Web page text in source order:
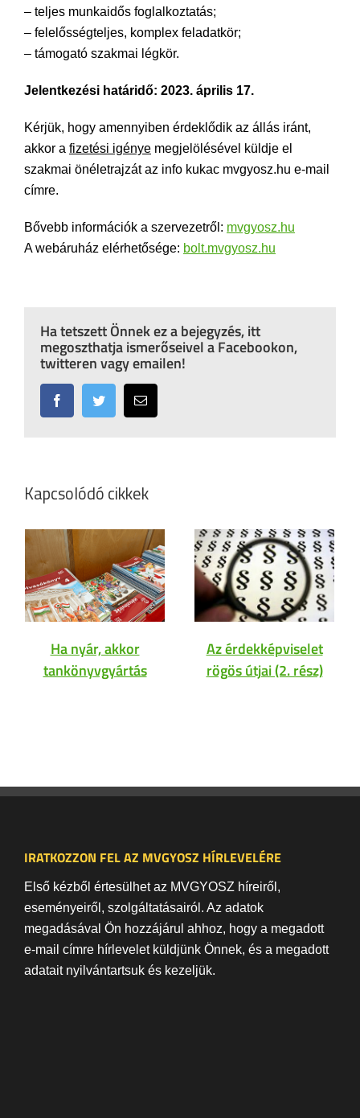
– teljes munkaidős foglalkoztatás;
– felelősségteljes, komplex feladatkör;
– támogató szakmai légkör.
Jelentkezési határidő: 2023. április 17.
Kérjük, hogy amennyiben érdeklődik az állás iránt,
akkor a fizetési igénye megjelölésével küldje el
szakmai önéletrajzát az info kukac mvgyosz.hu e-mail
címre.
Bővebb információk a szervezetről: mvgyosz.hu
A webáruház elérhetősége: bolt.mvgyosz.hu
Ha tetszett Önnek ez a bejegyzés, itt
megoszthatja ismerőseivel a Facebookon,
twitteren vagy emailen!
FacebookTwitter Email:
Kapcsolódó cikkek
Ha nyár, akkor
tankönyvgyártás
Az érdekképviselet
rögös útjai (2. rész)
IRATKOZZON FEL AZ MVGYOSZ HÍRLEVELÉRE
Első kézből értesülhet az MVGYOSZ híreiről,
eseményeiről, szolgáltatásairól. Az adatok
megadásával Ön hozzájárul ahhoz, hogy a megadott
e-mail címre hírlevelet küldjünk Önnek, és a megadott
adatait nyilvántartsuk és kezeljük.